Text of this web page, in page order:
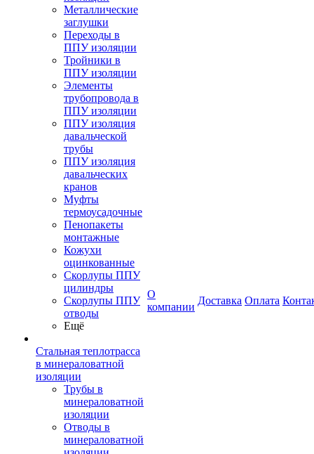
Металлические
заглушки
Переходы в
ППУ изоляции
Тройники в
ППУ изоляции
Элементы
трубопровода в
ППУ изоляции
ППУ изоляция
давальческой
трубы
ППУ изоляция
давальческих
кранов
Муфты
термоусадочные
Пенопакеты
монтажные
Кожухи
оцинкованные
Скорлупы ППУ
цилиндры
Скорлупы ППУ
отводы
Ещё
Стальная теплотрасса
в минераловатной
изоляции
Трубы в
минераловатной
изоляции
Отводы в
минераловатной
О
компании
Доставка Оплата